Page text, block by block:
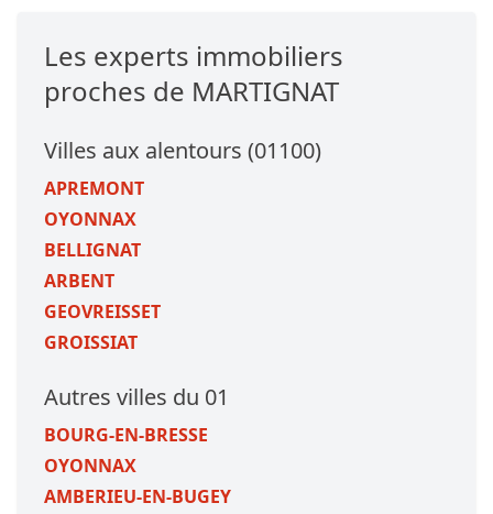
Les experts immobiliers
proches de MARTIGNAT
Villes aux alentours (01100)
APREMONT
OYONNAX
BELLIGNAT
ARBENT
GEOVREISSET
GROISSIAT
Autres villes du 01
BOURG-EN-BRESSE
OYONNAX
AMBERIEU-EN-BUGEY